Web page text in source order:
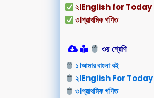
২।English for Today
৩।প্রাথমিক গণিত
৩য় শ্রেণি
১।আমার বাংলা বই
২।English For Today
৩।প্রাথমিক গণিত